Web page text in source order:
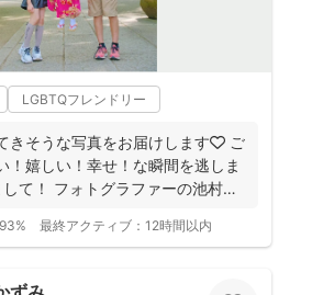
LGBTQフレンドリー
きそうな写真をお届けします🧡 ご
！嬉しい！幸せ！な瞬間を逃しま
て！ フォトグラファーの池村
93% 最終アクティブ： 12時間以内